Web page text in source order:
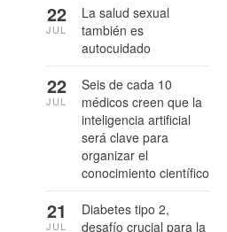
La salud sexual
también es
autocuidado
22
JUL
Seis de cada 10
médicos creen que la
inteligencia artificial
será clave para
organizar el
conocimiento científico
22
JUL
Diabetes tipo 2,
desafío crucial para la
21
JUL